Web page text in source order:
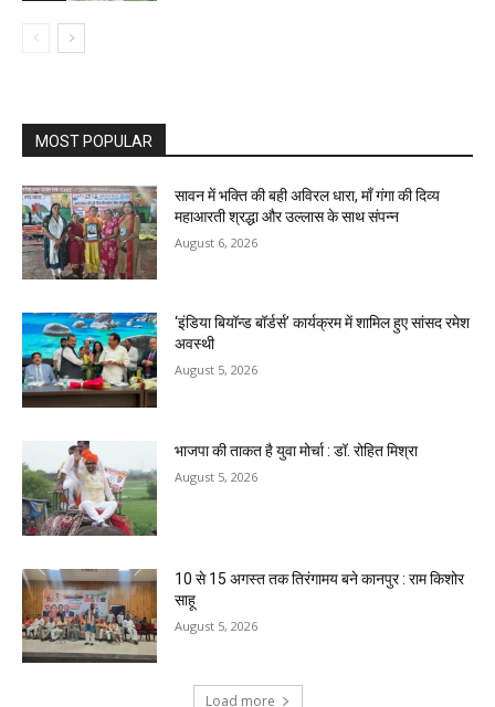
MOST POPULAR
सावन में भक्ति की बही अविरल धारा, माँ गंगा की दिव्य
महाआरती श्रद्धा और उल्लास के साथ संपन्न
August 6, 2026
‘इंडिया बियॉन्ड बॉर्डर्स’ कार्यक्रम में शामिल हुए सांसद रमेश
अवस्थी
August 5, 2026
भाजपा की ताकत है युवा मोर्चा : डॉ. रोहित मिश्रा
August 5, 2026
10 से 15 अगस्त तक तिरंगामय बने कानपुर : राम किशोर
साहू
August 5, 2026
Load more